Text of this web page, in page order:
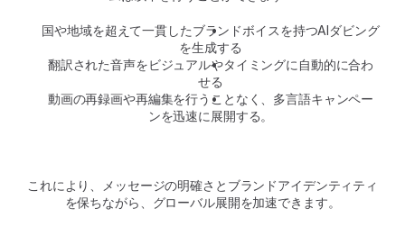
国や地域を超えて一貫したブランドボイスを持つAIダビング
を生成する
翻訳された音声をビジュアルやタイミングに自動的に合わ
せる
動画の再録画や再編集を行うことなく、多言語キャンペー
ンを迅速に展開する。
これにより、メッセージの明確さとブランドアイデンティティ
を保ちながら、グローバル展開を加速できます。